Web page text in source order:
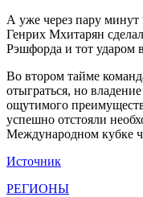
А уже через пару
Генрих Мхитарян
Рэшфорда и тот ударом
Во втором тайме
отыграться, но
ощутимого
успешно отстояли
Международном кубке
Источник
РЕГИОНЫ